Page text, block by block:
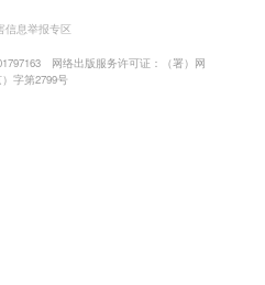
信息举报专区
网络出版服务许可证：（署）网
字第2799号